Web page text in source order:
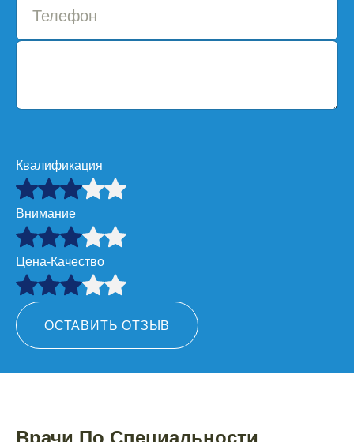
Квалификация
Внимание
Цена-Качество
ОСТАВИТЬ ОТЗЫВ
Врачи По Специальности